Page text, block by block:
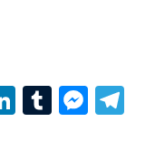
LinkedIn
Tumblr